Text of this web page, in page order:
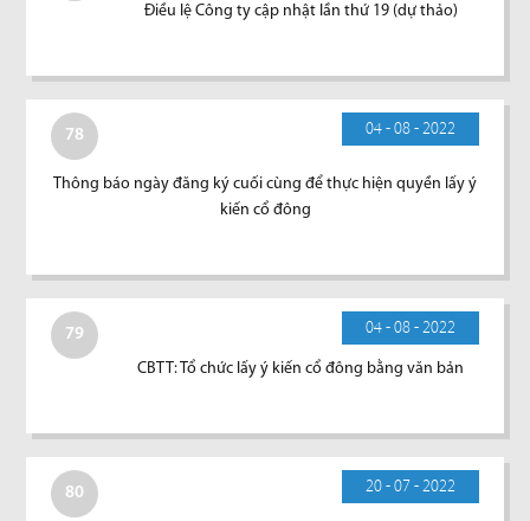
Điều lệ Công ty cập nhật lần thứ 19 (dự thảo)
78 04 - 08 - 2022
Thông báo ngày đăng ký cuối cùng để thực hiện quyền lấy ý
kiến cổ đông
79 04 - 08 - 2022
CBTT: Tổ chức lấy ý kiến cổ đông bằng văn bản
80 20 - 07 - 2022